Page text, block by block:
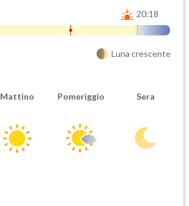
20:18
Luna crescente
Mattino Pomeriggio Sera